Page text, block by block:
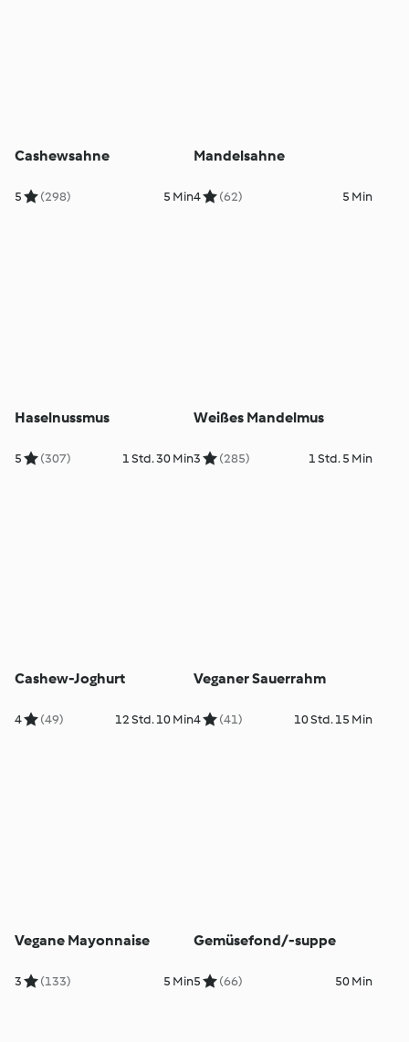
Cashewsahne
5 (298) 5 Min
Mandelsahne
4 (62) 5 Min
Haselnussmus
5 (307) 1 Std. 30 Min
Weißes Mandelmus
3 (285) 1 Std. 5 Min
Cashew-Joghurt
4 (49) 12 Std. 10 Min
Veganer Sauerrahm
4 (41) 10 Std. 15 Min
Vegane Mayonnaise
3 (133) 5 Min
Gemüsefond/-suppe
5 (66) 50 Min